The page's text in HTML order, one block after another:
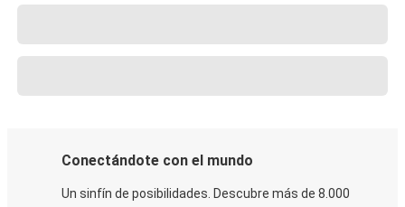
Conectándote con el mundo
Un sinfín de posibilidades. Descubre más de 8.000